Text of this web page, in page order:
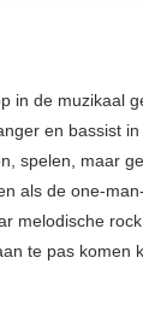
in de muzikaal
en bassist in
spelen, maar
als de one-
melodische
te pas komen